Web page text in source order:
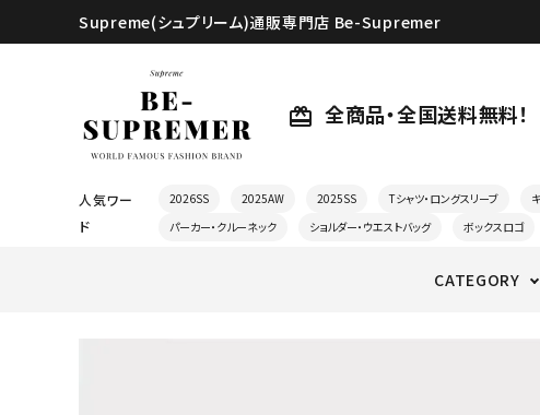
Supreme(シュプリーム)通販専門店 Be-Supremer
card_giftcard 全商品・全国送料無料！
人気ワー
ド
2026SS 2025AW 2025SS Tシャツ・ロングスリーブ
パーカー・クルーネック
ショルダー・ウエストバッグ ボックスロゴ
CATEGORY